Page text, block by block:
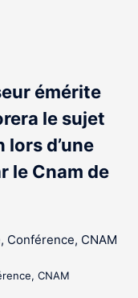
émérite
le sujet
lors d’une
le Cnam de
CNAM